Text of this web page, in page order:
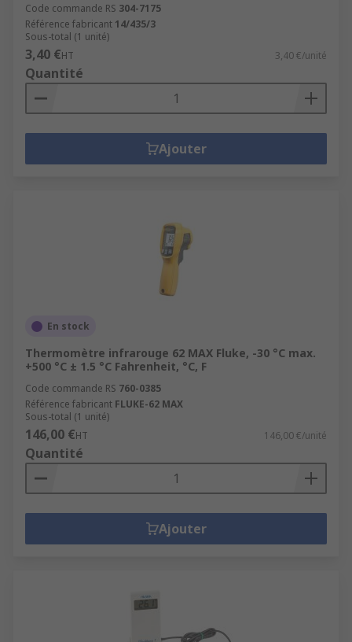
Code commande RS 304-7175
Référence fabricant 14/435/3
Sous-total (1 unité)
3,40 €HT 3,40 €/unité
Quantité
Ajouter
En stock
Thermomètre infrarouge 62 MAX Fluke, -30 °C max.
+500 °C ± 1.5 °C Fahrenheit, °C, F
Code commande RS 760-0385
Référence fabricant FLUKE-62 MAX
Sous-total (1 unité)
146,00 €HT 146,00 €/unité
Quantité
Ajouter